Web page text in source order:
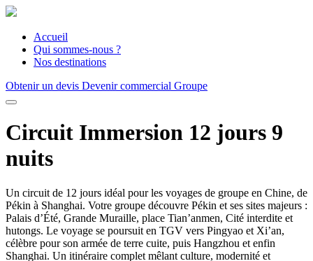
Accueil
Qui sommes-nous ?
Nos destinations
Obtenir un devis Devenir commercial Groupe
Circuit Immersion 12 jours 9
nuits
Un circuit de 12 jours idéal pour les voyages de groupe en Chine, de
Pékin à Shanghai. Votre groupe découvre Pékin et ses sites majeurs :
Palais d’Été, Grande Muraille, place Tian’anmen, Cité interdite et
hutongs. Le voyage se poursuit en TGV vers Pingyao et Xi’an,
célèbre pour son armée de terre cuite, puis Hangzhou et enfin
Shanghai. Un itinéraire complet mêlant culture, modernité et